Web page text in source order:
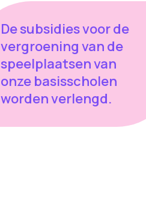
De subsidies voor de
vergroening van de
speelplaatsen van
onze basisscholen
worden verlengd.